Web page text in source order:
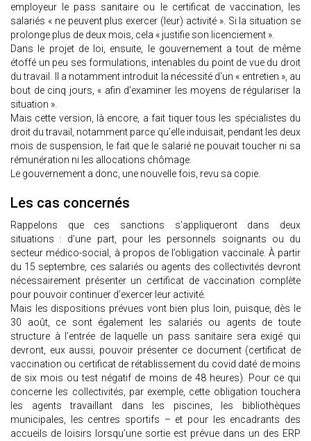
employeur le pass sanitaire ou le certificat de vaccination, les
salariés « ne peuvent plus exercer (leur) activité ». Si la situation se
prolonge plus de deux mois, cela « justifie son licenciement ».
Dans le projet de loi, ensuite, le gouvernement a tout de même
étoffé un peu ses formulations, intenables du point de vue du droit
du travail. Il a notamment introduit la nécessité d’un « entretien », au
bout de cinq jours, « afin d’examiner les moyens de régulariser la
situation ».
Mais cette version, là encore, a fait tiquer tous les spécialistes du
droit du travail, notamment parce qu’elle induisait, pendant les deux
mois de suspension, le fait que le salarié ne pouvait toucher ni sa
rémunération ni les allocations chômage.
Le gouvernement a donc, une nouvelle fois, revu sa copie.
Les cas concernés
Rappelons que ces sanctions s’appliqueront dans deux
situations : d’une part, pour les personnels soignants ou du
secteur médico-social, à propos de l’obligation vaccinale. À partir
du 15 septembre, ces salariés ou agents des collectivités devront
nécessairement présenter un certificat de vaccination complète
pour pouvoir continuer d’exercer leur activité.
Mais les dispositions prévues vont bien plus loin, puisque, dès le
30 août, ce sont également les salariés ou agents de toute
structure à l’entrée de laquelle un pass sanitaire sera exigé qui
devront, eux aussi, pouvoir présenter ce document (certificat de
vaccination ou certificat de rétablissement du covid daté de moins
de six mois ou test négatif de moins de 48 heures). Pour ce qui
concerne les collectivités, par exemple, cette obligation touchera
les agents travaillant dans les piscines, les bibliothèques
municipales, les centres sportifs – et pour les encadrants des
accueils de loisirs lorsqu’une sortie est prévue dans un des ERP